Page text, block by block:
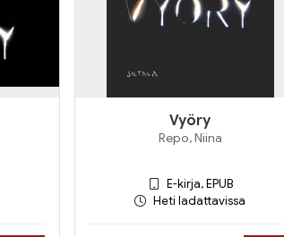
Vyöry
Repo, Niina
E-kirja, EPUB
Heti ladattavissa